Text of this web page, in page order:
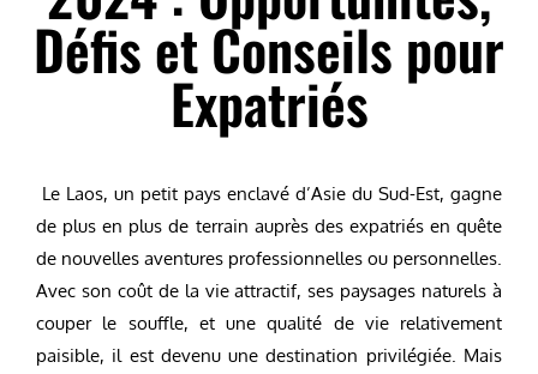
Défis et Conseils pour
Expatriés
Le Laos, un petit pays enclavé d’Asie du Sud-Est, gagne
de plus en plus de terrain auprès des expatriés en quête
de nouvelles aventures professionnelles ou personnelles.
Avec son coût de la vie attractif, ses paysages naturels à
couper le souffle, et une qualité de vie relativement
paisible, il est devenu une destination privilégiée. Mais